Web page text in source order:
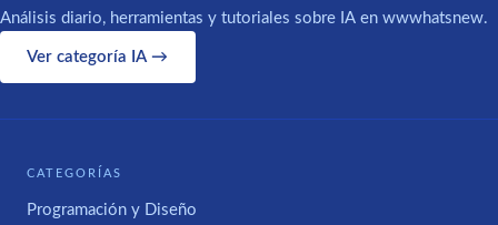
Análisis diario, herramientas y tutoriales sobre IA en wwwhatsnew.
Ver categoría IA →
CATEGORÍAS
Programación y Diseño